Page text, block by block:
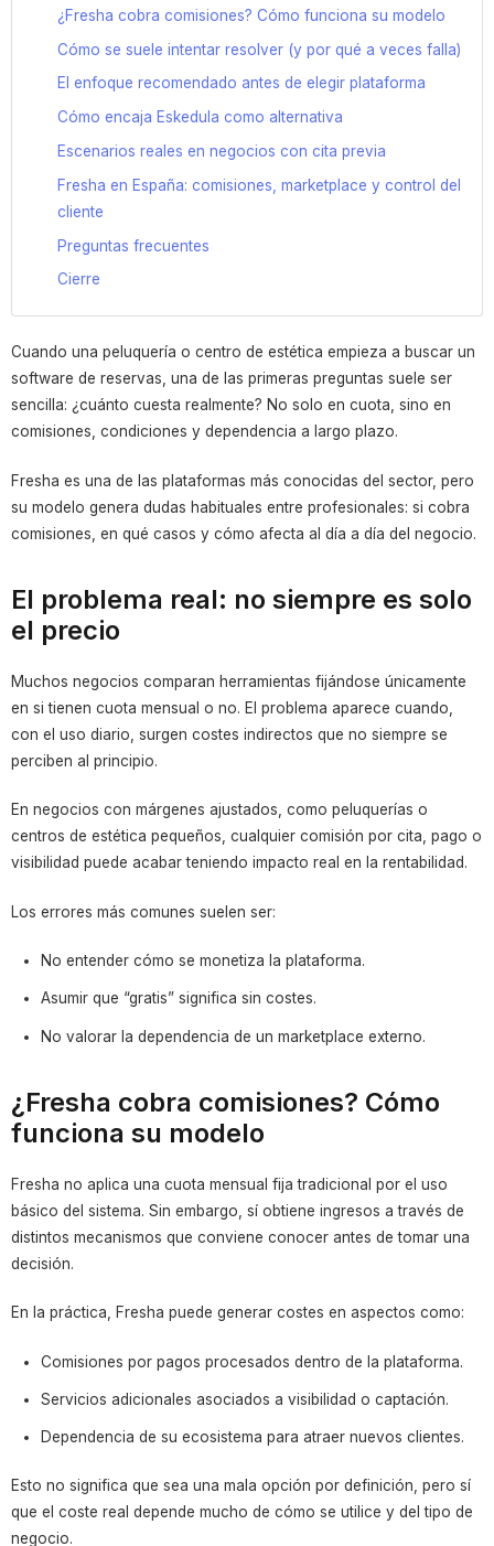
¿Fresha cobra comisiones? Cómo funciona su modelo
Cómo se suele intentar resolver (y por qué a veces falla)
El enfoque recomendado antes de elegir plataforma
Cómo encaja Eskedula como alternativa
Escenarios reales en negocios con cita previa
Fresha en España: comisiones, marketplace y control del
cliente
Preguntas frecuentes
Cierre
Cuando una peluquería o centro de estética empieza a buscar un
software de reservas, una de las primeras preguntas suele ser
sencilla: ¿cuánto cuesta realmente? No solo en cuota, sino en
comisiones, condiciones y dependencia a largo plazo.
Fresha es una de las plataformas más conocidas del sector, pero
su modelo genera dudas habituales entre profesionales: si cobra
comisiones, en qué casos y cómo afecta al día a día del negocio.
El problema real: no siempre es solo
el precio
Muchos negocios comparan herramientas fijándose únicamente
en si tienen cuota mensual o no. El problema aparece cuando,
con el uso diario, surgen costes indirectos que no siempre se
perciben al principio.
En negocios con márgenes ajustados, como peluquerías o
centros de estética pequeños, cualquier comisión por cita, pago o
visibilidad puede acabar teniendo impacto real en la rentabilidad.
Los errores más comunes suelen ser:
No entender cómo se monetiza la plataforma.
Asumir que “gratis” significa sin costes.
No valorar la dependencia de un marketplace externo.
¿Fresha cobra comisiones? Cómo
funciona su modelo
Fresha no aplica una cuota mensual fija tradicional por el uso
básico del sistema. Sin embargo, sí obtiene ingresos a través de
distintos mecanismos que conviene conocer antes de tomar una
decisión.
En la práctica, Fresha puede generar costes en aspectos como:
Comisiones por pagos procesados dentro de la plataforma.
Servicios adicionales asociados a visibilidad o captación.
Dependencia de su ecosistema para atraer nuevos clientes.
Esto no significa que sea una mala opción por definición, pero sí
que el coste real depende mucho de cómo se utilice y del tipo de
negocio.